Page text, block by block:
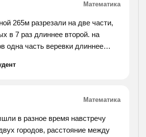
Математика
265м разрезали на две части,
в 7 раз длиннее второй. на
одна часть веревки длиннее
Математика
в разное время навстречу
городов, расстояние между